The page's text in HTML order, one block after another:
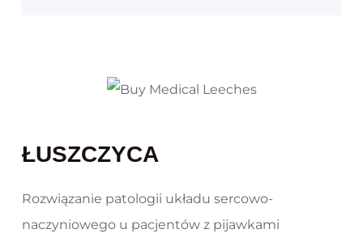
ŁUSZCZYCA
Rozwiązanie patologii układu sercowo-
naczyniowego u pacjentów z pijawkami